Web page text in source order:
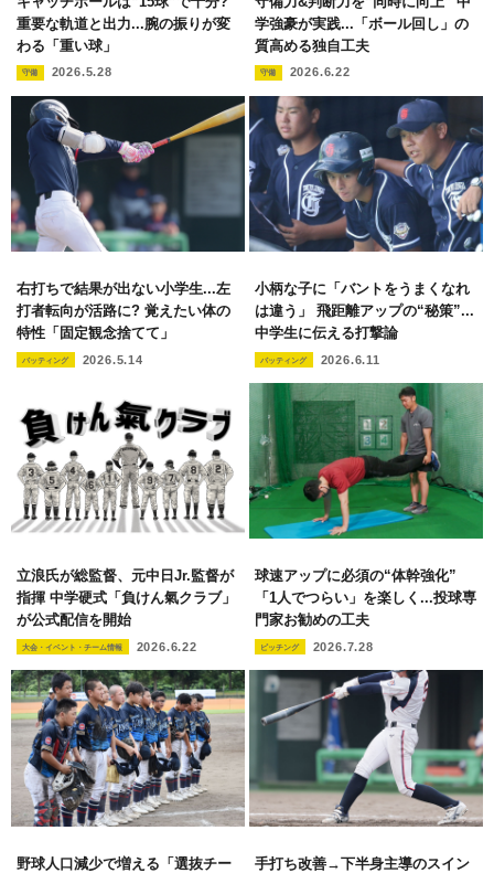
重要な軌道と出力...腕の振りが変
わる「重い球」
守備 2026.5.28
学強豪が実践...「ボール回し」の
質高める独自工夫
守備 2026.6.22
右打ちで結果が出ない小学生...左
打者転向が活路に? 覚えたい体の
特性「固定観念捨てて」
バッティング 2026.5.14
小柄な子に「バントをうまくなれ
は違う」 飛距離アップの“秘策”...
中学生に伝える打撃論
バッティング 2026.6.11
立浪氏が総監督、元中日Jr.監督が
指揮 中学硬式「負けん氣クラブ」
が公式配信を開始
大会・イベント・チーム情報 2026.6.22
球速アップに必須の“体幹強化”
「1人でつらい」を楽しく...投球専
門家お勧めの工夫
ピッチング 2026.7.28
野球人口減少で増える「選抜チー
手打ち改善→下半身主導のスイン